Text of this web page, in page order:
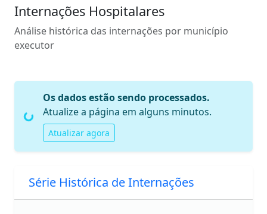
Internações Hospitalares
Análise histórica das internações por município
executor
Carregando...
Os dados estão sendo processados.
Atualize a página em alguns minutos.
Atualizar agora
Série Histórica de Internações